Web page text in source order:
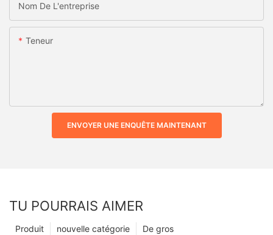
Nom De L'entreprise
Teneur
ENVOYER UNE ENQUÊTE MAINTENANT
TU POURRAIS AIMER
De gros
nouvelle catégorie
Produit